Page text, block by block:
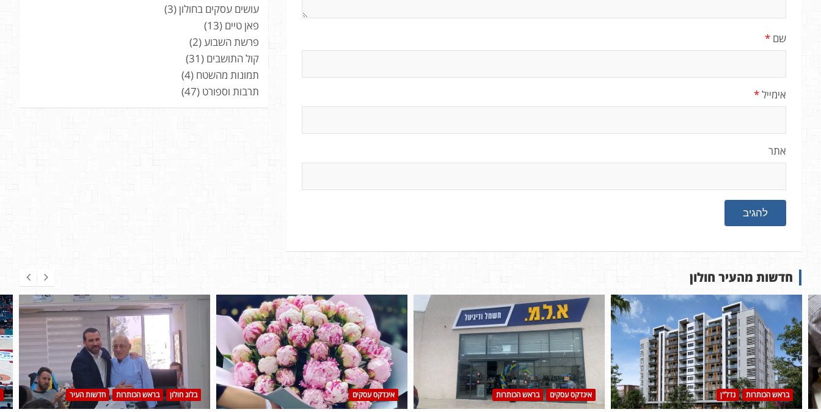
שם *
אימייל*
אתר
עושים עסקים בחולון(3)
פאן טיים (13)
פרשת השבוע (2)
קול התושבים (31)
תמונות מהשטח (4)
תרבות וספורט (47)
חדשות מהעיר חולון
בלוג חולון בראש הכותרות חדשות העיר אינדקס עסקים אינדקס עסקים בראש הכותרות בראש הכותרות נדל"ן